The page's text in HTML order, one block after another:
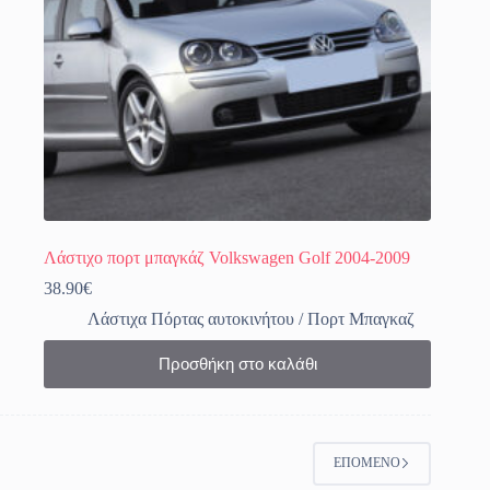
Λάστιχο πορτ μπαγκάζ Volkswagen Golf 2004-2009
38.90€
Λάστιχα Πόρτας αυτοκινήτου / Πορτ Μπαγκαζ
Προσθήκη στο καλάθι
ΕΠΌΜΕΝΟ